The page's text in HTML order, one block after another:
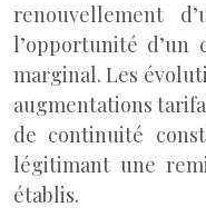
renouvellement
l’opportunité d’un
marginal. Les
augmentations
de continuité
légitimant une
établis.